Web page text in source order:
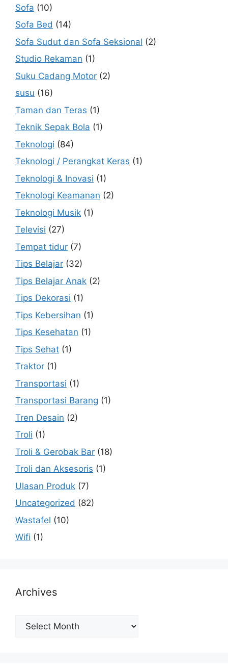
Sofa (10)
Sofa Bed (14)
Sofa Sudut dan Sofa Seksional (2)
Studio Rekaman (1)
Suku Cadang Motor (2)
susu (16)
Taman dan Teras (1)
Teknik Sepak Bola (1)
Teknologi (84)
Teknologi / Perangkat Keras (1)
Teknologi & Inovasi (1)
Teknologi Keamanan (2)
Teknologi Musik (1)
Televisi (27)
Tempat tidur (7)
Tips Belajar (32)
Tips Belajar Anak (2)
Tips Dekorasi (1)
Tips Kebersihan (1)
Tips Kesehatan (1)
Tips Sehat (1)
Traktor (1)
Transportasi (1)
Transportasi Barang (1)
Tren Desain (2)
Troli (1)
Troli & Gerobak Bar (18)
Troli dan Aksesoris (1)
Ulasan Produk (7)
Uncategorized (82)
Wastafel (10)
Wifi (1)
Archives
Archives